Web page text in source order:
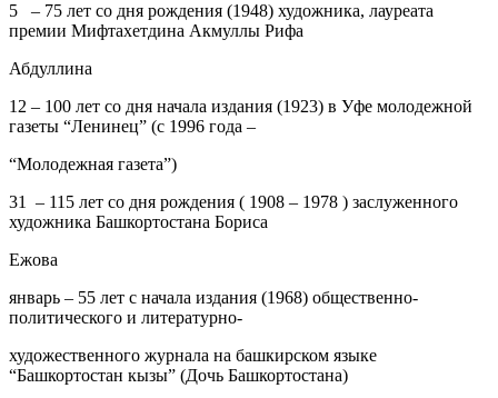
5
– 75 лет со дня рождения (1948) художника, лауреата
премии Мифтахетдина Акмуллы Рифа
Абдуллина
12 – 100 лет со дня начала издания (1923) в Уфе молодежной
газеты “Ленинец” (с 1996 года –
“Молодежная газета”)
31
– 115 лет со дня рождения ( 1908 – 1978 ) заслуженного
художника Башкортостана Бориса
Ежова
январь – 55 лет с начала издания (1968) общественно-
политического и литературно-
художественного журнала на башкирском языке
“Башкортостан кызы” (Дочь Башкортостана)